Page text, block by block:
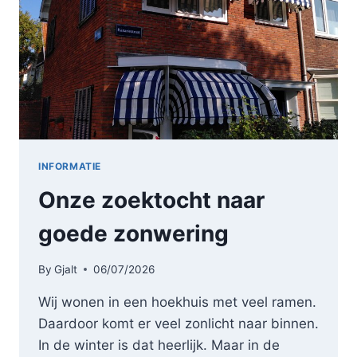
INFORMATIE
Onze zoektocht naar
goede zonwering
By Gjalt 06/07/2026
Wij wonen in een hoekhuis met veel ramen.
Daardoor komt er veel zonlicht naar binnen.
In de winter is dat heerlijk. Maar in de